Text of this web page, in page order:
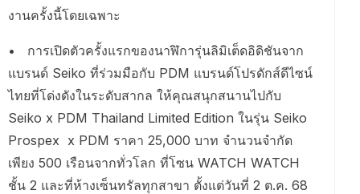
งานครั้งนี้โดยเฉพาะ
• การเปิดตัวครั้งแรกของนาฬิการุ่นลิมิเต็ดอิดิชันจาก
แบรนด์ Seiko ที่ร่วมมือกับ PDM แบรนด์โปรดักส์ดีไซน์
ไทยที่โด่งดังในระดับสากล ให้คุณสนุกสนานไปกับ
Seiko x PDM Thailand Limited Edition ในรุ่น Seiko
Prospex x PDM ราคา 25,000 บาท จำนวนจำกัด
เพียง 500 เรือนจากทั่วโลก ที่โซน WATCH WATCH
ชั้น 2 และที่ห้างเซ็นทรัลทุกสาขา ตั้งแต่วันที่ 2 ต.ค. 68